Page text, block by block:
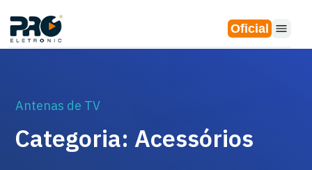
Oficial
Antenas de TV
Categoria: Acessórios